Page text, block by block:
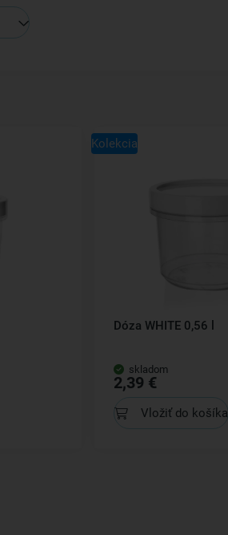
Kolekcia
Dóza WHITE 0,56 l
skladom
2,39 €
Vložiť do košíka